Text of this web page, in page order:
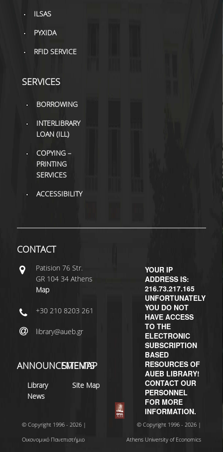
ILSAS
PYXIDA
RFID SERVICE
SERVICES
BORROWING
INTERLIBRARY
LOAN (ILL)
COPYING –
PRINTING
SERVICES
ACCESSIBILITY
YOUR IP
ADDRESS IS:
216.73.217.165
UNFORTUNATELY
YOU DO NOT
HAVE ACCESS
TO THE
ELECTRONIC
SUBSCRIPTION
BASED
RESOURCES OF
AUEB LIBRARY!
CONTACT OUR
PERSONNEL
FOR MORE
INFORMATION.
CONTACT
Patisiοn 76 Str.
GR 104 34 Athens
Map
+30 210 8203 261
library@aueb.gr
ANNOUNCEMENTS
Library
News
SITEMAP
Site Map
© Copyright 1996 - 2026 |
Οικονομικό Πανεπιστήμιο
© Copyright 1996 - 2026 |
Athens University of Economics